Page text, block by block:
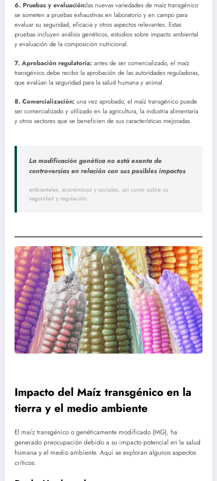
6. Pruebas y evaluación:las nuevas variedades de maíz transgénico
se someten a pruebas exhaustivas en laboratorio y en campo para
evaluar su seguridad, eficacia y otros aspectos relevantes. Estas
pruebas incluyen análisis genéticos, estudios sobre impacto ambiental
y evaluación de la composición nutricional.
7. Aprobación regulatoria: antes de ser comercializado, el maíz
transgénico debe recibir la aprobación de las autoridades reguladoras,
que evalúan la seguridad para la salud humana y animal.
8. Comercialización: una vez aprobado, el maíz transgénico puede
ser comercializado y utilizado en la agricultura, la industria alimentaria
y otros sectores que se beneficien de sus características mejoradas.
La modificación genética no está exenta de
controversias en relación con sus posibles impactos
ambientales, económicos y sociales, así como sobre su
seguridad y regulación.
Impacto del Maíz transgénico en la
tierra y el medio ambiente
El maíz transgénico o genéticamente modificado (MG), ha
generado preocupación debido a su impacto potencial en la salud
humana y el medio ambiente. Aquí se exploran algunos aspectos
críticos: